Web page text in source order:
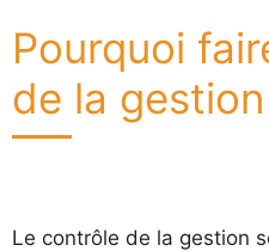
Pourquoi
de la
Le contrôle de la gestion